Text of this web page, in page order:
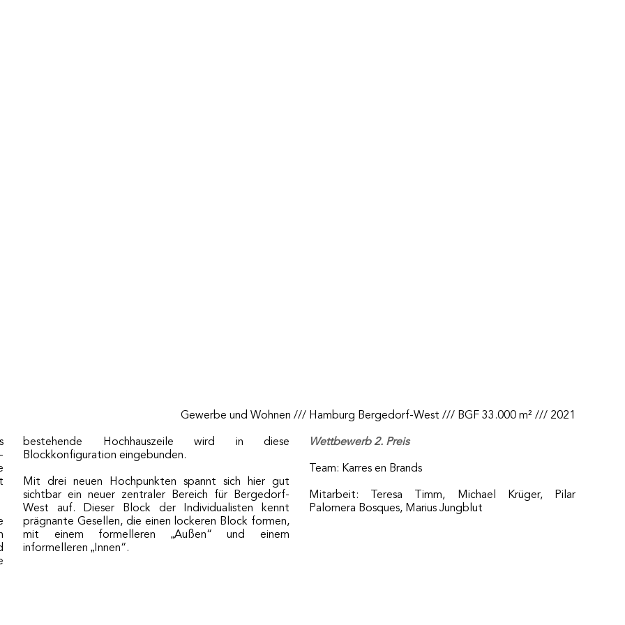
Gewerbe und Wohnen /// Hamburg Bergedorf-West /// BGF 33.000 m² /// 2021
bestehende Hochhauszeile wird in diese
Blockkonfiguration eingebunden.
Mit drei neuen Hochpunkten spannt sich hier gut
sichtbar ein neuer zentraler Bereich für Bergedorf-
West auf. Dieser Block der Individualisten kennt
prägnante Gesellen, die einen lockeren Block formen,
mit einem formelleren „Außen“ und einem
informelleren „Innen“.
Wettbewerb 2. Preis
Team: Karres en Brands
Mitarbeit: Teresa Timm, Michael Krüger, Pilar
Palomera Bosques, Marius Jungblut